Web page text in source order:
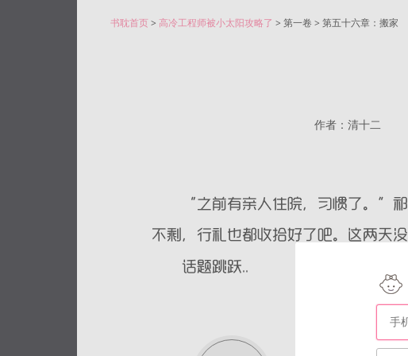
书耽首页> 高冷工程师被小太阳攻略了 > 第一卷 > 第五十六章：搬家
作者：清十二